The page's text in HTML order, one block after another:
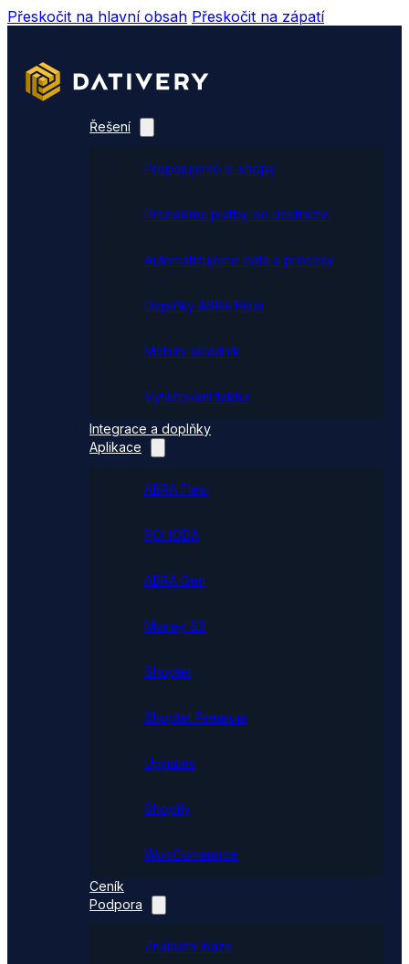
Přeskočit na hlavní obsah Přeskočit na zápatí
Řešení
Propojujeme e-shopy
Přenášíme platby do účetnictví
Automatizujeme data a procesy
Doplňky ABRA Flexi
Mobilní skladník
Vytěžování faktur
Integrace a doplňky
Aplikace
ABRA Flexi
POHODA
ABRA Gen
Money S3
Shoptet
Shoptet Premium
Upgates
Shopify
WooCommerce
Ceník
Podpora
Znalostní báze